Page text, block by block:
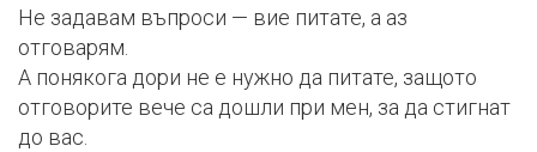
Не задавам въпроси — вие питате, а аз
отговарям.
А понякога дори не е нужно да питате, защото
отговорите вече са дошли при мен, за да стигнат
до вас.